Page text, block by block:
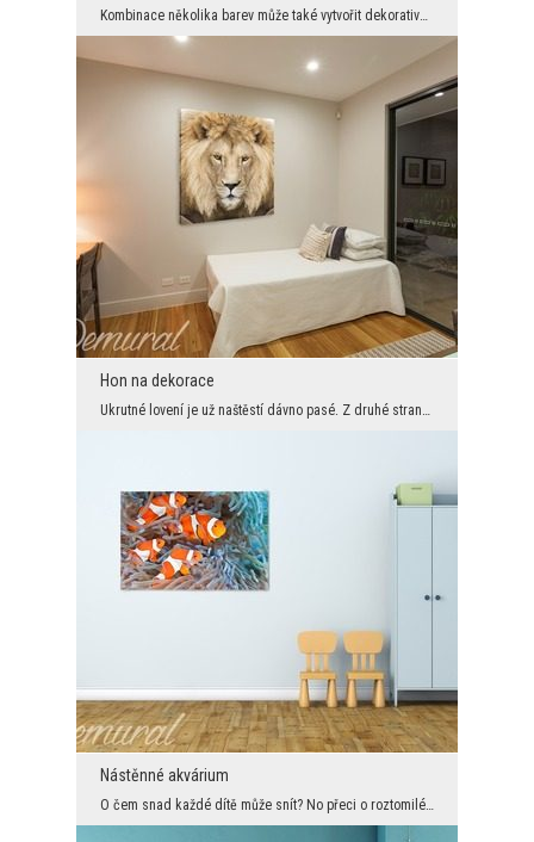
Kombinace několika barev může také vytvořit dekorativní prvek. Tady máme hlavně zelenou a fialovo...
Hon na dekorace
Ukrutné lovení je už naštěstí dávno pasé. Z druhé strany je móda afrických suvenýrů stále na vzes...
Nástěnné akvárium
O čem snad každé dítě může snít? No přeci o roztomilém zvířátku. A ještě k tomu o mazlíčkovy, kte...